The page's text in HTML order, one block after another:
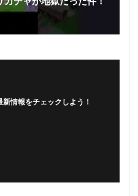
新情報をチェックしよう！